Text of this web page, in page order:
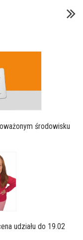
środowisku
udziału do 19.02